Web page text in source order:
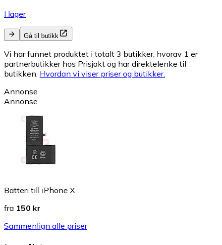
I lager
Gå til butikk
Vi har funnet produktet i totalt 3 butikker, hvorav 1 er
partnerbutikker hos Prisjakt og har direktelenke til
butikken. Hvordan vi viser priser og butikker.
Annonse
Annonse
Batteri till iPhone X
fra 150 kr
Sammenlign alle priser